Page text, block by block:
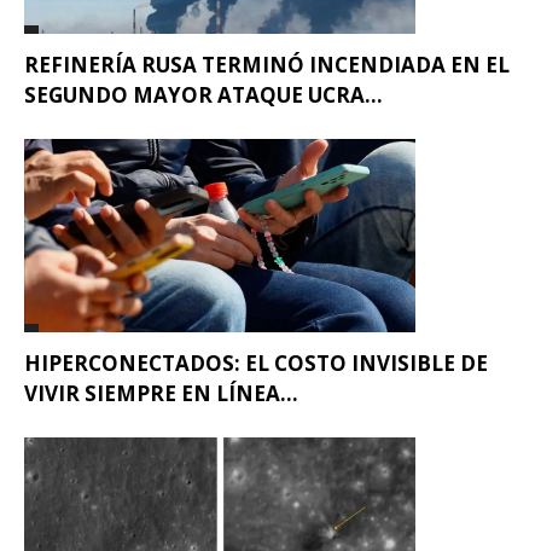
REFINERÍA RUSA TERMINÓ INCENDIADA EN EL
SEGUNDO MAYOR ATAQUE UCRA...
HIPERCONECTADOS: EL COSTO INVISIBLE DE
VIVIR SIEMPRE EN LÍNEA...